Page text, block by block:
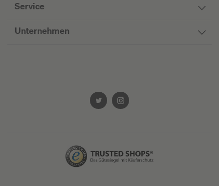
Service
Unternehmen